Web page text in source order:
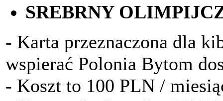
SREBRNY
- Karta przeznaczona dla
wspierać Polonia Bytom
- Koszt to 100 PLN /